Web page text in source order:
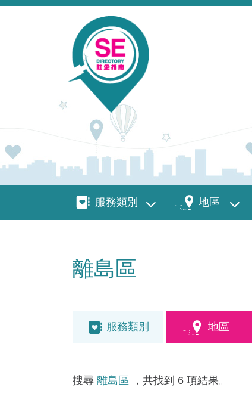
移至主內容
服務類別服務類別 地區 地區
離島區
服務類別 地區
搜尋 離島區 ，共找到 6 項結果。